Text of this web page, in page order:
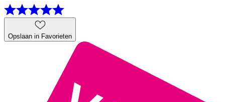
Opslaan in Favorieten